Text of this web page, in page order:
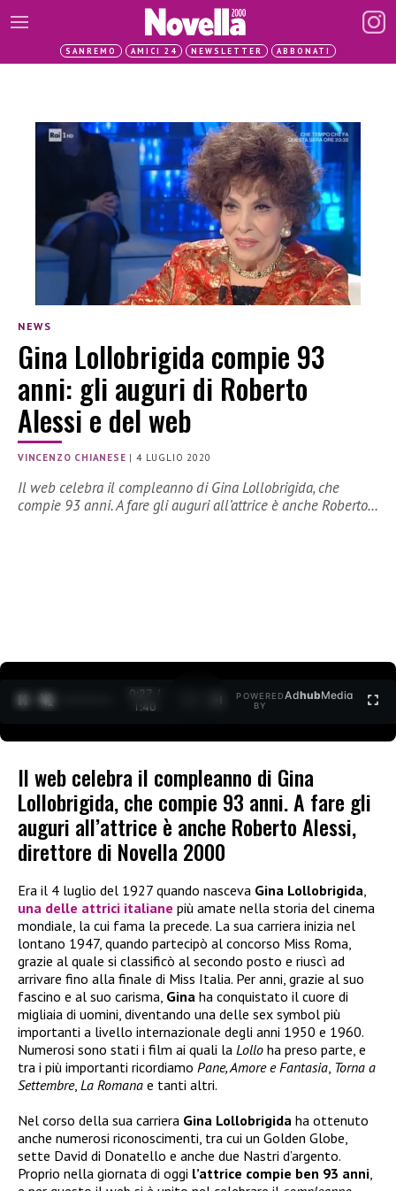
SANREMO AMICI 24 NEWSLETTER ABBONATI
NEWS
Gina Lollobrigida compie 93
anni: gli auguri di Roberto
Alessi e del web
VINCENZO CHIANESE |4 LUGLIO 2020
Il web celebra il compleanno di Gina Lollobrigida, che
compie 93 anni. A fare gli auguri all’attrice è anche Roberto…
0:27 /
1:40
POWERED
BY
AdhubMedia
Il web celebra il compleanno di Gina
Lollobrigida, che compie 93 anni. A fare gli
auguri all’attrice è anche Roberto Alessi,
direttore di Novella 2000
Era il 4 luglio del 1927 quando nasceva Gina Lollobrigida,
una delle attrici italiane più amate nella storia del cinema
mondiale, la cui fama la precede. La sua carriera inizia nel
lontano 1947, quando partecipò al concorso Miss Roma,
grazie al quale si classificò al secondo posto e riuscì ad
arrivare fino alla finale di Miss Italia. Per anni, grazie al suo
fascino e al suo carisma, Gina ha conquistato il cuore di
migliaia di uomini, diventando una delle sex symbol più
importanti a livello internazionale degli anni 1950 e 1960.
Numerosi sono stati i film ai quali la Lollo ha preso parte, e
tra i più importanti ricordiamo Pane, Amore e Fantasia, Torna a
Settembre, La Romana e tanti altri.
Nel corso della sua carriera Gina Lollobrigida ha ottenuto
anche numerosi riconoscimenti, tra cui un Golden Globe,
sette David di Donatello e anche due Nastri d’argento.
Proprio nella giornata di oggi l’attrice compie ben 93 anni,